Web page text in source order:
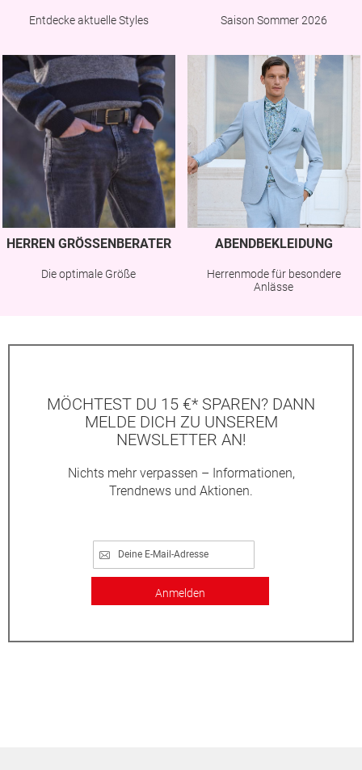
Entdecke aktuelle Styles Saison Sommer 2026
HERREN GRÖSSENBERATER
Die optimale Größe
ABENDBEKLEIDUNG
Herrenmode für besondere
Anlässe
MÖCHTEST DU 15 €* SPAREN? DANN
MELDE DICH ZU UNSEREM
NEWSLETTER AN!
Nichts mehr verpassen – Informationen,
Trendnews und Aktionen.
Anmelden